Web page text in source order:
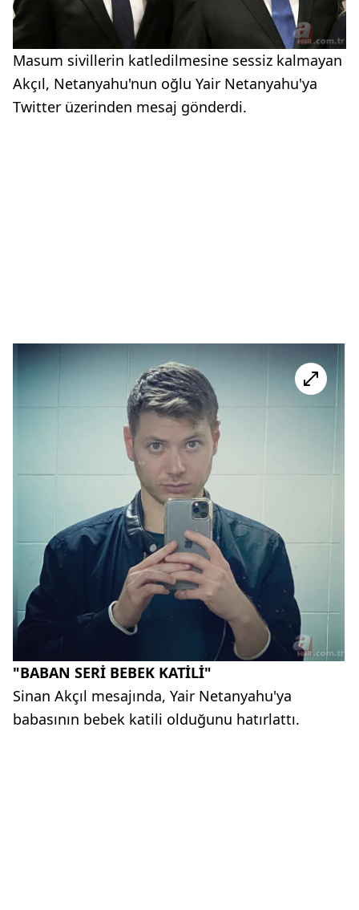
Masum sivillerin katledilmesine sessiz kalmayan
Akçıl, Netanyahu'nun oğlu Yair Netanyahu'ya
Twitter üzerinden mesaj gönderdi.
"BABAN SERİ BEBEK KATİLİ"
Sinan Akçıl mesajında, Yair Netanyahu'ya
babasının bebek katili olduğunu hatırlattı.